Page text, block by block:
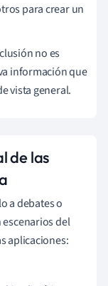
para crear un
no es
información que
vista general.
de las
a debates o
del
aplicaciones: